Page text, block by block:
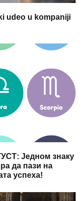
udeo u kompaniji
Једном знаку
да пази на
успеха!